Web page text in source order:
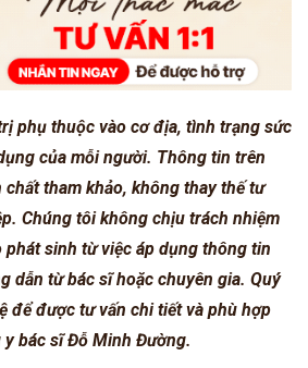
phụ thuộc vào cơ địa, tình trạng sức
của mỗi người. Thông tin trên
tham khảo, không thay thế tư
Chúng tôi không chịu trách nhiệm
phát sinh từ việc áp dụng thông tin
dẫn từ bác sĩ hoặc chuyên gia. Quý
để được tư vấn chi tiết và phù hợp
bác sĩ Đỗ Minh Đường.